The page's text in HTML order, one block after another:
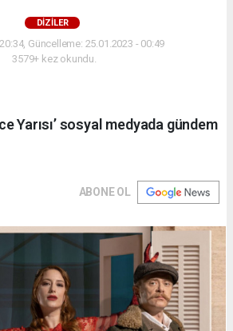
DİZİLER
Güncelleme: 25.01.2023 - 00:49
3579+ kez okundu.
Yarısı’ sosyal medyada gündem
ABONE OL